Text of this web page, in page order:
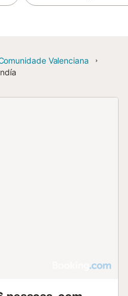
Valenciana